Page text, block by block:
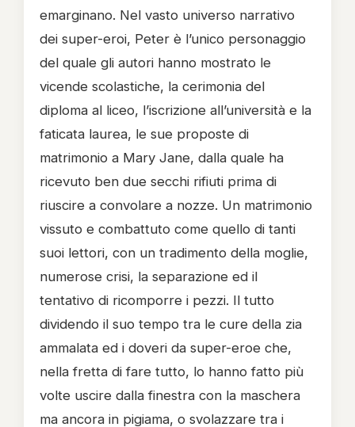
emarginano. Nel vasto universo narrativo
dei super-eroi, Peter è l’unico personaggio
del quale gli autori hanno mostrato le
vicende scolastiche, la cerimonia del
diploma al liceo, l’iscrizione all’università e la
faticata laurea, le sue proposte di
matrimonio a Mary Jane, dalla quale ha
ricevuto ben due secchi rifiuti prima di
riuscire a convolare a nozze. Un matrimonio
vissuto e combattuto come quello di tanti
suoi lettori, con un tradimento della moglie,
numerose crisi, la separazione ed il
tentativo di ricomporre i pezzi. Il tutto
dividendo il suo tempo tra le cure della zia
ammalata ed i doveri da super-eroe che,
nella fretta di fare tutto, lo hanno fatto più
volte uscire dalla finestra con la maschera
ma ancora in pigiama, o svolazzare tra i